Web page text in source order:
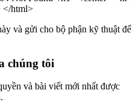
</html>
và gửi cho bộ phận kỹ thuật để
chúng tôi
và bài viết mới nhất được